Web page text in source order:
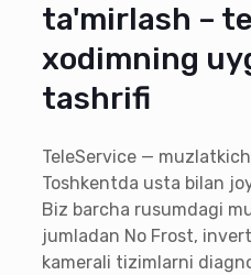
ta'mirlash –
xodimning
tashrifi
TeleService —
Toshkentda usta bilan
Biz barcha rusumdagi
jumladan No Frost,
kamerali tizimlarni